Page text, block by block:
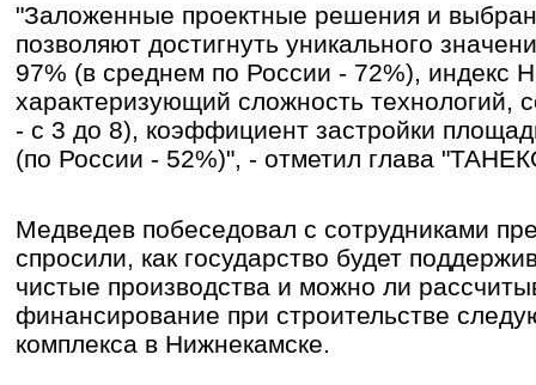
"Заложенные проектные решения и
позволяют достигнуть уникального
97% (в среднем по России - 72%), индекс
характеризующий сложность технологий,
- с 3 до 8), коэффициент застройки
(по России - 52%)", - отметил глава
Медведев побеседовал с сотрудниками
спросили, как государство будет
чистые производства и можно ли
финансирование при строительстве
комплекса в Нижнекамске.